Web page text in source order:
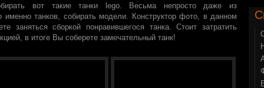
вот такие танки lego. Весьма непросто даже из
именно танков, собирать модели. Конструктор фото, в данном
заняться сборкой понравившегося танка. Стоит затратить
в итоге Вы соберете замечательный танк!